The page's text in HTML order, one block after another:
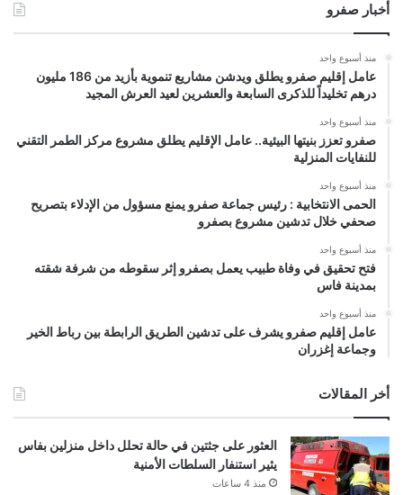
أخبار صفرو
منذ أسبوع واحد
عامل إقليم صفرو يطلق ويدشن مشاريع تنموية بأزيد من 186 مليون
درهم تخليداً للذكرى السابعة والعشرين لعيد العرش المجيد
منذ أسبوع واحد
صفرو تعزز بنيتها البيئية.. عامل الإقليم يطلق مشروع مركز الطمر التقني
للنفايات المنزلية
منذ أسبوع واحد
الحمى الانتخابية : رئيس جماعة صفرو يمنع مسؤول من الإدلاء بتصريح
صحفي خلال تدشين مشروع بصفرو
منذ أسبوع واحد
فتح تحقيق في وفاة طبيب يعمل بصفرو إثر سقوطه من شرفة شقته
بمدينة فاس
منذ أسبوع واحد
عامل إقليم صفرو يشرف على تدشين الطريق الرابطة بين رباط الخير
وجماعة إغزران
أخر المقالات
العثور على جثتين في حالة تحلل داخل منزلين بفاس
يثير استنفار السلطات الأمنية
منذ 4 ساعات